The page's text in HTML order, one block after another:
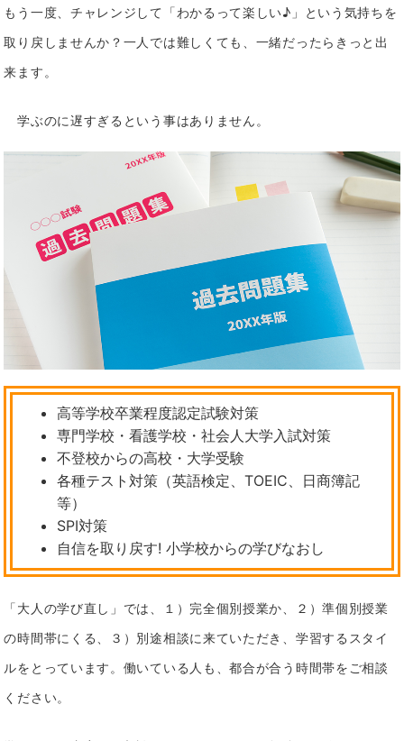
もう一度、チャレンジして「わかるって楽しい♪」という気持ちを
取り戻しませんか？ 一人では難しくても、一緒だったらきっと出
来ます。
学ぶのに遅すぎるという事はありません。
高等学校卒業程度認定試験対策
専門学校・看護学校・社会人大学入試対策
不登校からの高校・大学受験
各種テスト対策（英語検定、TOEIC、日商簿記
等）
SPI対策
自信を取り戻す! 小学校からの学びなおし
「大人の学び直し」では、１）完全個別授業か、２）準個別授業
の時間帯にくる、３）別途相談に来ていただき、学習するスタイ
ルをとっています。 働いている人も、都合が合う時間帯をご相談
ください。